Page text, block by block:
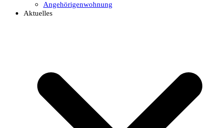
Angehörigenwohnung
Aktuelles